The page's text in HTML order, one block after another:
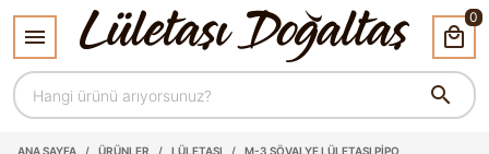
0
ANA SAYFA / ÜRÜNLER / LÜLETAŞI / M-3 ŞÖVALYE LÜLETAŞI PİPO